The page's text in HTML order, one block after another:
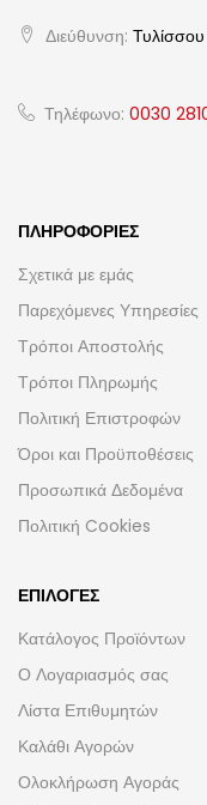
Διεύθυνση: Τυλίσσου
Τηλέφωνο: 0030
ΠΛΗΡΟΦΟΡΊΕΣ
Σχετικά με εμάς
Παρεχόμενες Υπηρεσίες
Τρόποι Αποστολής
Τρόποι Πληρωμής
Πολιτική Επιστροφών
Όροι και Προϋποθέσεις
Προσωπικά Δεδομένα
Πολιτική Cookies
ΕΠΙΛΟΓΈΣ
Κατάλογος Προϊόντων
Ο Λογαριασμός σας
Λίστα Επιθυμητών
Καλάθι Αγορών
Ολοκλήρωση Αγοράς